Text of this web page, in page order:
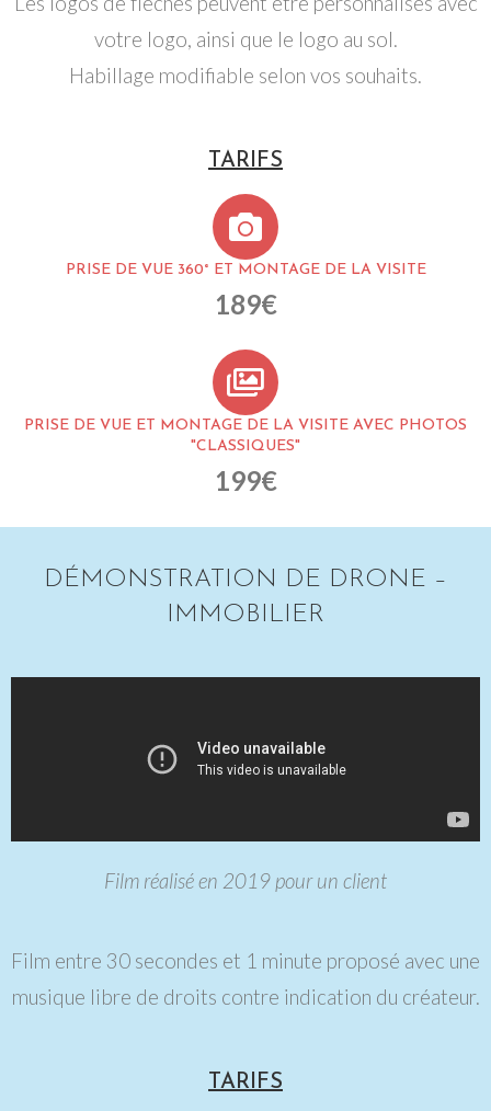
votre logo, ainsi que le logo au sol.
Habillage modifiable selon vos souhaits.
TARIFS
PRISE DE VUE 360° ET MONTAGE DE LA VISITE
189€
PRISE DE VUE ET MONTAGE DE LA VISITE AVEC PHOTOS
"CLASSIQUES"
199€
DÉMONSTRATION DE DRONE –
IMMOBILIER
Film réalisé en 2019 pour un client
Film entre 30 secondes et 1 minute proposé avec une
musique libre de droits contre indication du créateur.
TARIFS